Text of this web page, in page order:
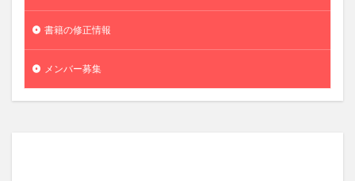
書籍の修正情報
メンバー募集